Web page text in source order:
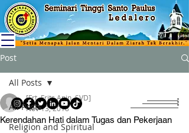
Post
All Posts
Religion and Spiritual
All Posts
Kerendahan Hati dalam Tugas dan Pekerjaan
[Frt. Frits Anin, SVD]
Nov 13, 2018